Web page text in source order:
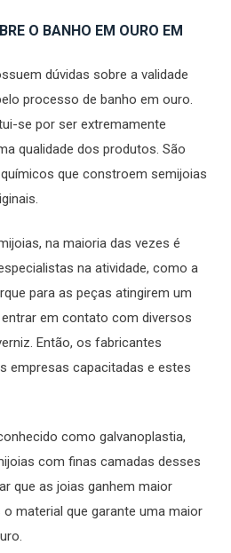
O BANHO EM OURO EM
dúvidas sobre a validade
processo de banho em ouro.
se por ser extremamente
qualidade dos produtos. São
que constroem semijoias
na maioria das vezes é
na atividade, como a
para as peças atingirem um
em contato com diversos
Então, os fabricantes
empresas capacitadas e estes
como galvanoplastia,
com finas camadas desses
que as joias ganhem maior
material que garante uma maior